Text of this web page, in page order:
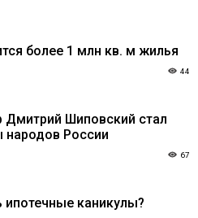
более 1 млн кв. м жилья
44
Дмитрий Шиповский стал
России
67
каникулы?